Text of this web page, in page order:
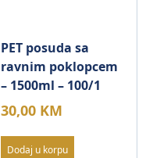
PET posuda sa
ravnim poklopcem
– 1500ml – 100/1
30,00 KM
Dodaj u korpu